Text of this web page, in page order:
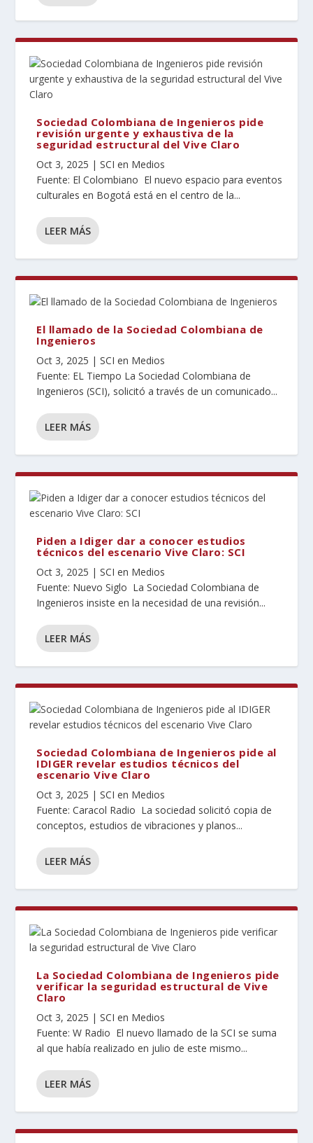
Sociedad Colombiana de Ingenieros pide
revisión urgente y exhaustiva de la
seguridad estructural del Vive Claro
Oct 3, 2025 |SCI en Medios
Fuente: El Colombiano El nuevo espacio para eventos
culturales en Bogotá está en el centro de la...
LEER MÁS
El llamado de la Sociedad Colombiana de
Ingenieros
Oct 3, 2025 |SCI en Medios
Fuente: EL Tiempo La Sociedad Colombiana de
Ingenieros (SCI), solicitó a través de un comunicado...
LEER MÁS
Piden a Idiger dar a conocer estudios
técnicos del escenario Vive Claro: SCI
Oct 3, 2025 |SCI en Medios
Fuente: Nuevo Siglo La Sociedad Colombiana de
Ingenieros insiste en la necesidad de una revisión...
LEER MÁS
Sociedad Colombiana de Ingenieros pide al
IDIGER revelar estudios técnicos del
escenario Vive Claro
Oct 3, 2025 |SCI en Medios
Fuente: Caracol Radio La sociedad solicitó copia de
conceptos, estudios de vibraciones y planos...
LEER MÁS
La Sociedad Colombiana de Ingenieros pide
verificar la seguridad estructural de Vive
Claro
Oct 3, 2025 |SCI en Medios
Fuente: W Radio El nuevo llamado de la SCI se suma
al que había realizado en julio de este mismo...
LEER MÁS